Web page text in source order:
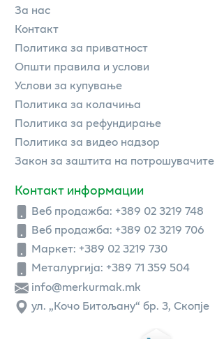
За нас
Контакт
Политика за приватност
Општи правила и услови
Услови за купување
Политика за колачиња
Политика за рефундирање
Политика за видео надзор
Закон за заштита на потрошувачите
Контакт информации
Веб продажба: +389 02 3219 748
Веб продажба: +389 02 3219 706
Маркет: +389 02 3219 730
Металургија: +389 71 359 504
info@merkurmak.mk
ул. „Кочо Битољану“ бр. 3, Скопје